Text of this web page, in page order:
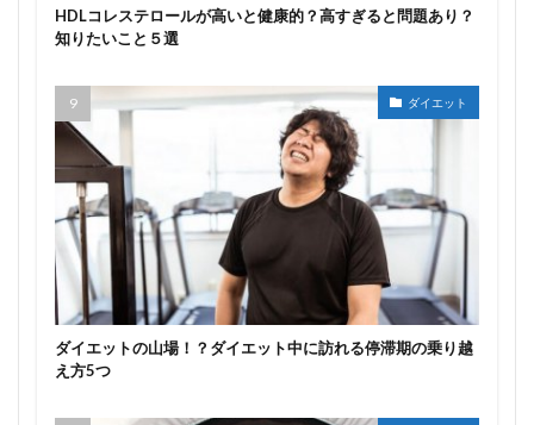
HDLコレステロールが高いと健康的？高すぎると問題あり？
知りたいこと５選
ダイエット
ダイエットの山場！？ダイエット中に訪れる停滞期の乗り越
え方5つ